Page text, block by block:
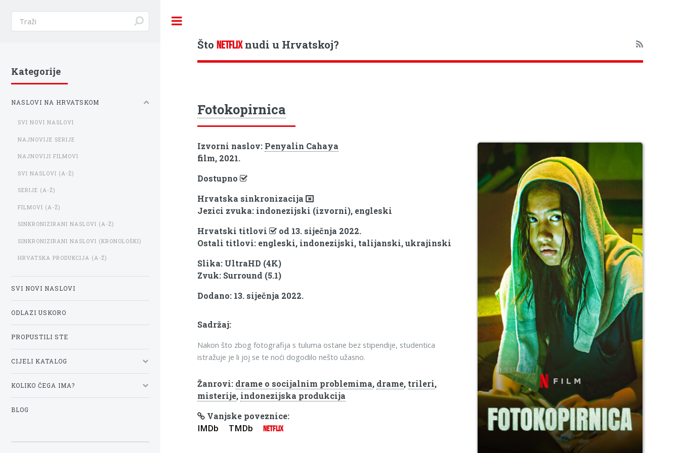
ŠtoNETFLIXnudi u Hrvatskoj?
Fotokopirnica
Izvorni naslov: Penyalin Cahaya
film, 2021.
Dostupno
Hrvatska sinkronizacija
Jezici zvuka: indonezijski (izvorni), engleski
Hrvatski titlovi
od 13. siječnja 2022.
Ostali titlovi: engleski, indonezijski, talijanski, ukrajinski
Slika: UltraHD (4K)
Zvuk: Surround (5.1)
Dodano: 13. siječnja 2022.
Sadržaj:
Nakon što zbog fotografija s tuluma ostane bez stipendije, studentica
istražuje je li joj se te noći dogodilo nešto užasno.
Žanrovi: drame o socijalnim problemima, drame, trileri,
misterije, indonezijska produkcija
Vanjske poveznice:
IMDb TMDb NETFLIX
Kategorije
NASLOVI NA HRVATSKOM
SVI NOVI NASLOVI
NAJNOVIJE SERIJE
NAJNOVIJI FILMOVI
SVI NASLOVI (A-Ž)
SERIJE (A-Ž)
FILMOVI (A-Ž)
SINKRONIZIRANI NASLOVI (A-Ž)
SINKRONIZIRANI NASLOVI (KRONOLOŠKI)
HRVATSKA PRODUKCIJA (A-Ž)
SVI NOVI NASLOVI
ODLAZI USKORO
PROPUSTILI STE
CIJELI KATALOG
KOLIKO ČEGA IMA?
BLOG
Toggle